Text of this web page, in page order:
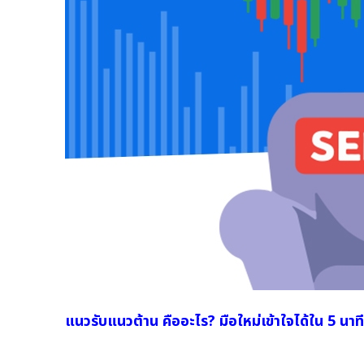
แนวรับแนวต้าน คืออะไร? มือใหม่เข้าใจได้ใน 5 นาที